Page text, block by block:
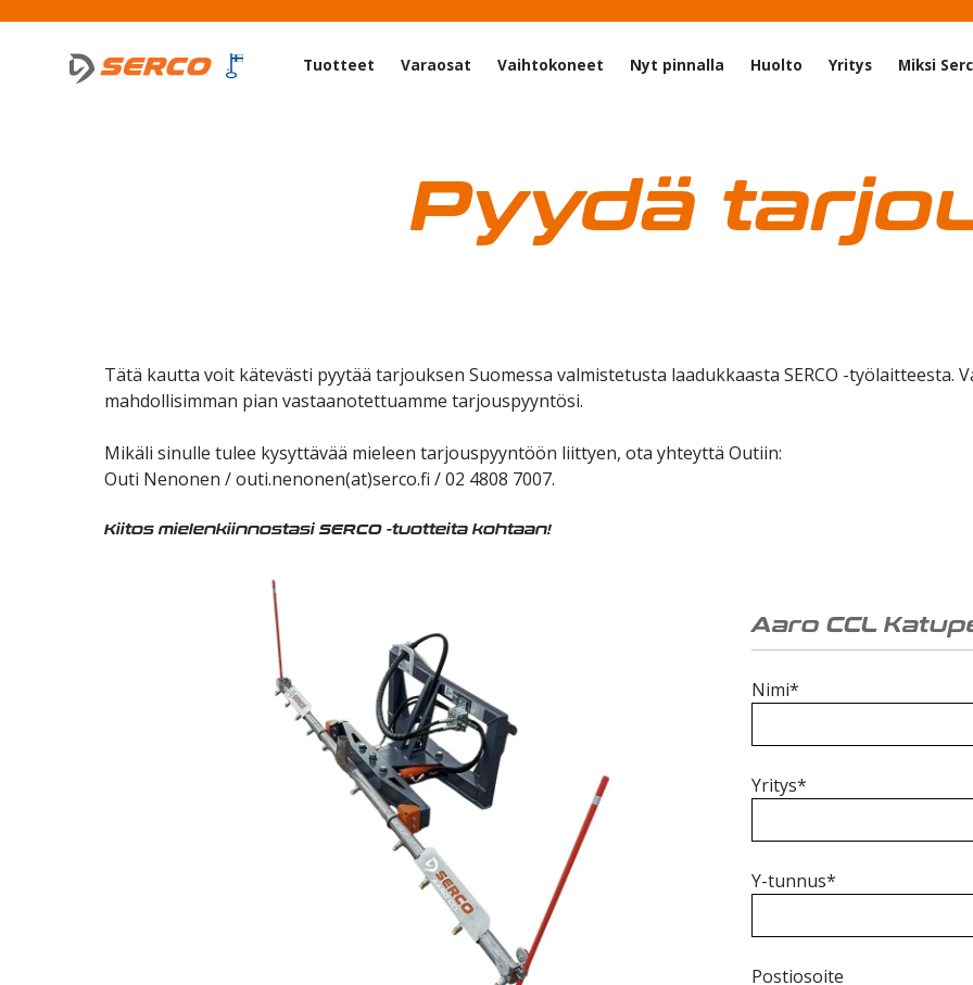
Tuotteet Varaosat Vaihtokoneet Nyt pinnalla Huolto Yritys Miksi
Pyydä
Tätä kautta voit kätevästi pyytää tarjouksen Suomessa valmistetusta laadukkaasta SERCO -työlaitteesta.
mahdollisimman pian vastaanotettuamme tarjouspyyntösi.
Mikäli sinulle tulee kysyttävää mieleen tarjouspyyntöön liittyen, ota yhteyttä Outiin:
Outi Nenonen / outi.nenonen(at)serco.fi / 02 4808 7007.
Kiitos mielenkiinnostasi SERCO -tuotteita kohtaan!
Aaro CCL
Nimi*
Yritys*
Y-tunnus*
Postiosoite